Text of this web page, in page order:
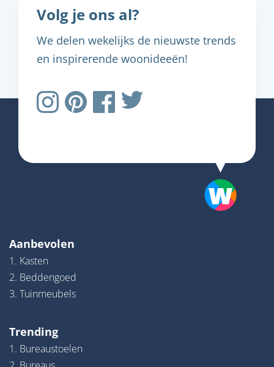
Volg je ons al?
We delen wekelijks de nieuwste trends
en inspirerende woonideeën!
Aanbevolen
1. Kasten
2. Beddengoed
3. Tuinmeubels
Trending
1. Bureaustoelen